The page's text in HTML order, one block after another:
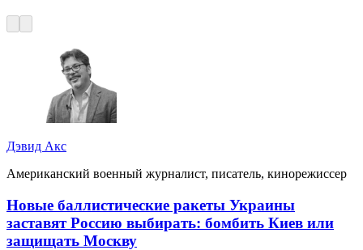
Дэвид Акс
Американский военный журналист, писатель, кинорежиссер
Новые баллистические ракеты Украины
заставят Россию выбирать: бомбить Киев или
защищать Москву